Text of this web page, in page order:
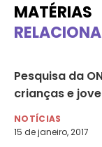
MATÉRIAS
Pesquisa da
crianças e
NOTÍCIAS
15 de janeiro, 2017